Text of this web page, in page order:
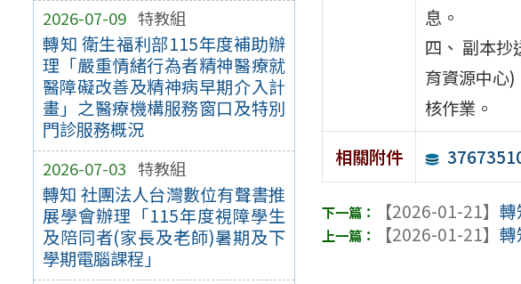
2026-07-09 特教組
轉知 衛生福利部115年度補助辦
理「嚴重情緒行為者精神醫療就
醫障礙改善及精神病早期介入計
畫」之醫療機構服務窗口及特別
門診服務概況
2026-07-03 特教組
轉知 社團法人台灣數位有聲書推
展學會辦理「115年度視障學生
及陪同者(家長及老師)暑期及下
學期電腦課程」
息。
四、 副本
育資源中心
核作業。
相關附件
【2026-01-21】
【2026-01-21】